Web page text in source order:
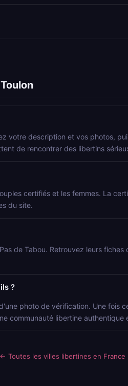
votre description et vos photos,
de rencontrer des libertins
certifiés et les femmes. La
du site.
de Tabou. Retrouvez leurs
?
photo de vérification. Une fois
communauté libertine authentique
← Toutes les villes libertines en France